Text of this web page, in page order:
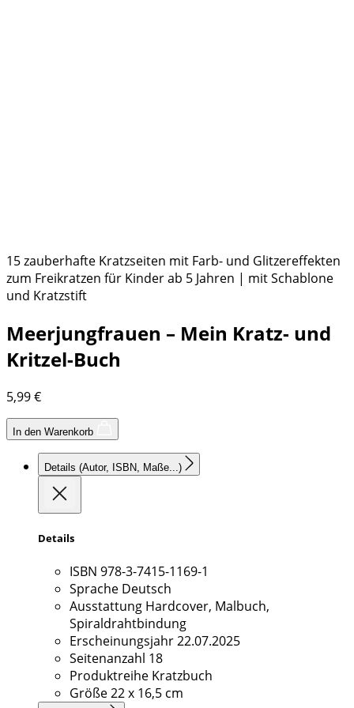
15 zauberhafte Kratzseiten mit Farb- und Glitzereffekten
zum Freikratzen für Kinder ab 5 Jahren | mit Schablone
und Kratzstift
Meerjungfrauen – Mein Kratz- und
Kritzel-Buch
5,99€
In den Warenkorb
Details (Autor, ISBN, Maße...)
Details
ISBN 978-3-7415-1169-1
Sprache Deutsch
Ausstattung Hardcover, Malbuch,
Spiraldrahtbindung
Erscheinungsjahr22.07.2025
Seitenanzahl 18
Produktreihe Kratzbuch
Größe22 x 16,5 cm